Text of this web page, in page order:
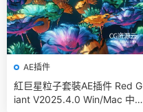
AE插件
紅巨星粒子套裝AE插件 Red G
iant V2025.4.0 Win/Mac 中